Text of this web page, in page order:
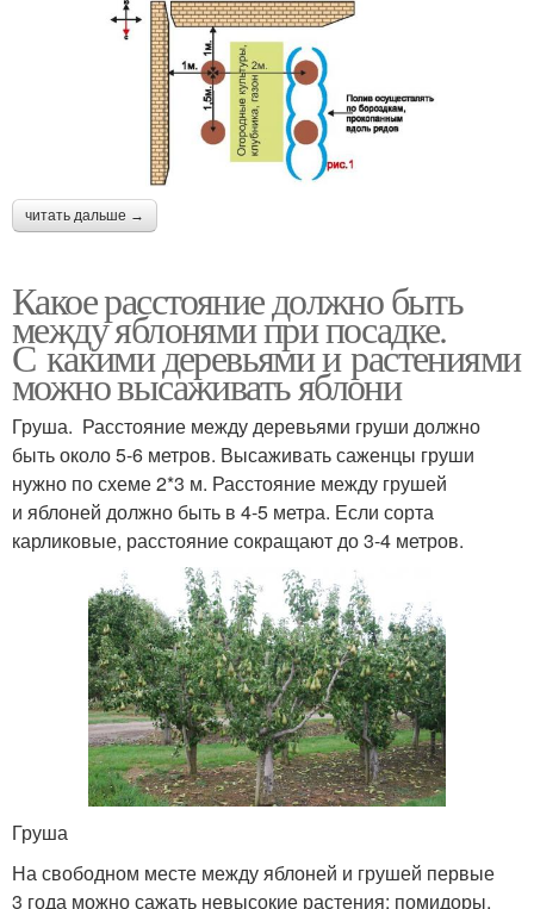
читать дальше →
Какое расстояние должно быть
между яблонями при посадке.
С какими деревьями и растениями
можно высаживать яблони
Груша. Расстояние между деревьями груши должно
быть около 5-6 метров. Высаживать саженцы груши
нужно по схеме 2*3 м. Расстояние между грушей
и яблоней должно быть в 4-5 метра. Если сорта
карликовые, расстояние сокращают до 3-4 метров.
Груша
На свободном месте между яблоней и грушей первые
3 года можно сажать невысокие растения: помидоры,